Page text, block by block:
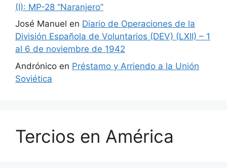
(I): MP-28 “Naranjero”
José Manuel en Diario de Operaciones de la
División Española de Voluntarios (DEV) (LXII) – 1
al 6 de noviembre de 1942
Andrónico en Préstamo y Arriendo a la Unión
Soviética
Tercios en América